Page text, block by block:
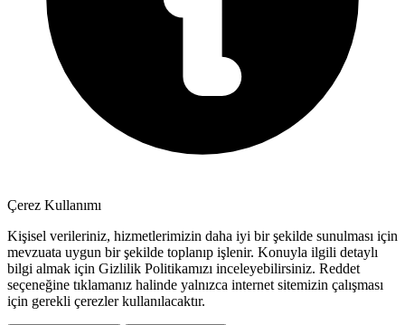
Çerez Kullanımı
Kişisel verileriniz, hizmetlerimizin daha iyi bir şekilde sunulması için
mevzuata uygun bir şekilde toplanıp işlenir. Konuyla ilgili detaylı
bilgi almak için Gizlilik Politikamızı inceleyebilirsiniz. Reddet
seçeneğine tıklamanız halinde yalnızca internet sitemizin çalışması
için gerekli çerezler kullanılacaktır.